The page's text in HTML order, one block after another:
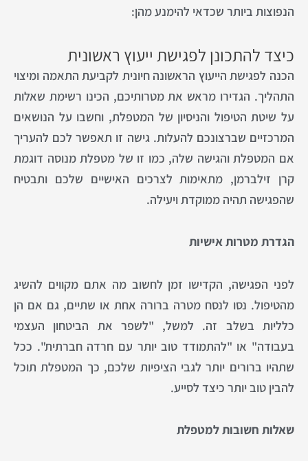
הנפוצות ביותר שכדאי להימנע מהן:
כיצד להתכונן לפגישת ייעוץ ראשונית
הכנה לפגישת הייעוץ הראשונה חיונית לקביעת התאמה ומיצוי
התהליך. הגדירו מראש את מטרותיכם, הכינו רשימת שאלות
על שיטת הטיפול והניסיון של המטפלת, וחשבו על הנושאים
המרכזיים שברצונכם להעלות. גישה זו תאפשר לכם להעריך
אם המטפלת והגישה שלה, כמו זו של מטפלת מנוסה דוגמת
קרן זילברמן, מתאימות לצרכים האישיים שלכם ותבטיח
שהפגישה תהיה ממוקדת ויעילה.
הגדרת מטרות אישיות
לפני הפגישה, הקדישו זמן לחשוב מה אתם מקווים להשיג
מהטיפול. נסו לנסח מטרה ברורה אחת או שתיים, גם אם הן
כלליות בשלב זה. למשל, "לשפר את הביטחון העצמי
בעבודה" או "להתמודד טוב יותר עם חרדה חברתית". ככל
שתהיו ברורים יותר לגבי הציפיות שלכם, כך המטפלת תוכל
להבין טוב יותר כיצד לסייע.
שאלות חשובות למטפלת